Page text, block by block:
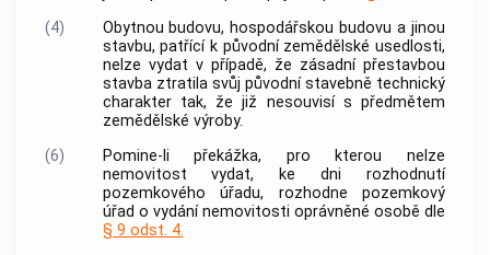
(4)
Obytnou budovu, hospodářskou budovu a jinou
stavbu, patřící k původní zemědělské usedlosti,
nelze vydat v případě, že zásadní přestavbou
stavba ztratila svůj původní stavebně technický
charakter tak, že již nesouvisí s předmětem
zemědělské výroby.
(6)
Pomine-li překážka, pro kterou nelze
nemovitost vydat, ke dni rozhodnutí
pozemkového úřadu, rozhodne pozemkový
úřad o vydání nemovitosti oprávněné osobě dle
§ 9 odst. 4.